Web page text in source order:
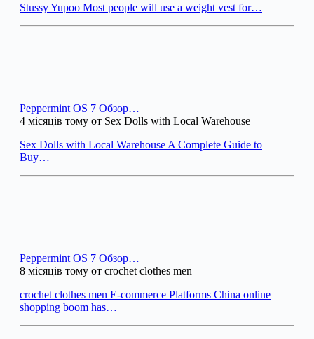
Stussy Yupoo Most people will use a weight vest for…
Peppermint OS 7 Обзор…
4 місяців тому от Sex Dolls with Local Warehouse
Sex Dolls with Local Warehouse A Complete Guide to
Buy…
Peppermint OS 7 Обзор…
8 місяців тому от crochet clothes men
crochet clothes men E-commerce Platforms China online
shopping boom has…